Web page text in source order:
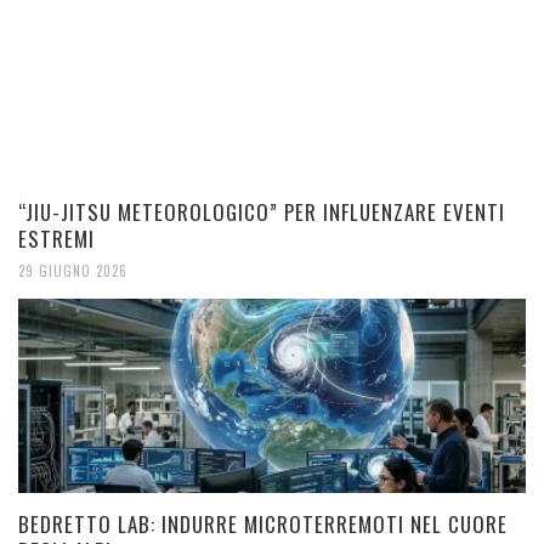
“JIU-JITSU METEOROLOGICO” PER INFLUENZARE EVENTI
ESTREMI
29 GIUGNO 2026
BEDRETTO LAB: INDURRE MICROTERREMOTI NEL CUORE